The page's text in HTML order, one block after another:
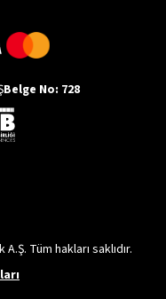
Belge No: 728
Tüm hakları saklıdır.